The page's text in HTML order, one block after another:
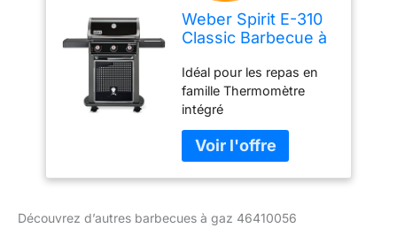
Weber Spirit E-310
Classic Barbecue à
Surface de Cuisson
52 x 45cm, Grille de
Maintien au Chaud,
thermomètre,
Tablette Droite
Rabattable, 4 Roues
- Noir (46410056)
Idéal pour les repas en
famille Thermomètre
intégré
Découvrez d’autres barbecues à gaz 46410056